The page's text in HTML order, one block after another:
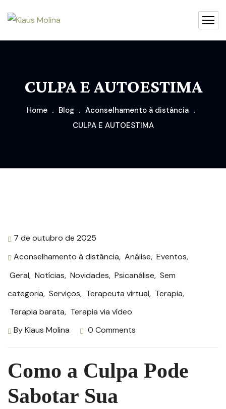
CULPA E AUTOESTIMA
Home Blog
Aconselhamento à distância
CULPA E AUTOESTIMA
7 de outubro de 2025
Aconselhamento à distância, Análise, Eventos,
Geral, Notícias, Novidades, Psicanálise, Sem
categoria, Serviços, Terapeuta virtual, Terapia,
Terapia barata, Terapia via vídeo
ByKlaus Molina 0 Comments
Como a Culpa Pode
Sabotar Sua